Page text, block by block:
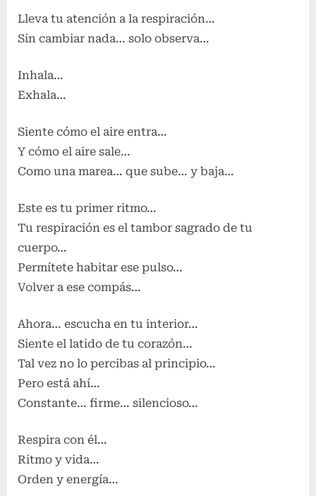
Lleva tu atención a la respiración…
Sin cambiar nada… solo observa…
Inhala…
Exhala…
Siente cómo el aire entra…
Y cómo el aire sale…
Como una marea… que sube… y baja…
Este es tu primer ritmo…
Tu respiración es el tambor sagrado de tu
cuerpo…
Permítete habitar ese pulso…
Volver a ese compás…
Ahora… escucha en tu interior…
Siente el latido de tu corazón…
Tal vez no lo percibas al principio…
Pero está ahí…
Constante… firme… silencioso…
Respira con él…
Ritmo y vida…
Orden y energía…